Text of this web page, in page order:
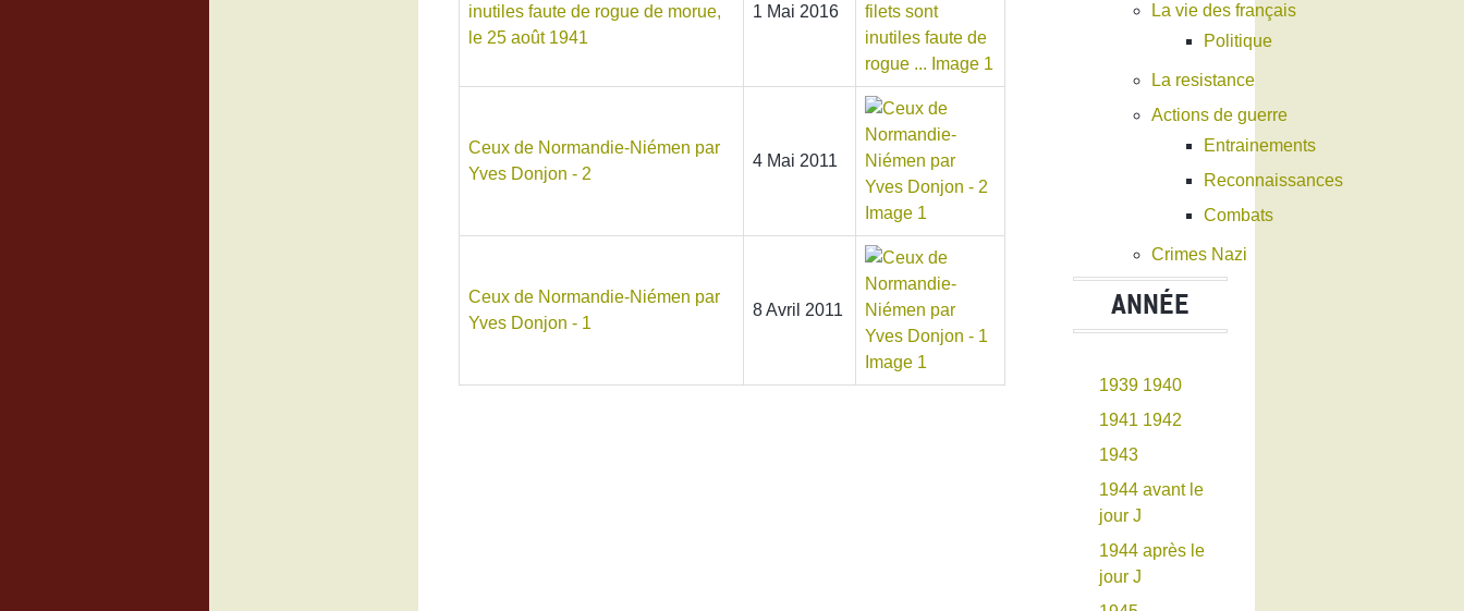
inutiles faute de rogue de morue,
le 25 août 1941
1 Mai 2016
Ceux de Normandie-Niémen par
Yves Donjon - 2
4 Mai 2011
Ceux de Normandie-Niémen par
Yves Donjon - 1
8 Avril 2011
La vie des français
Politique
La resistance
Actions de guerre
Entrainements
Reconnaissances
Combats
Crimes Nazi
ANNÉE
1939 1940
1941 1942
1943
1944 avant le
jour J
1944 après le
jour J